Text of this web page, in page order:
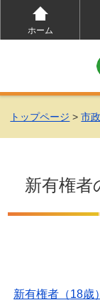
ホーム
トップページ >市
新有権者
新有権者（18歳